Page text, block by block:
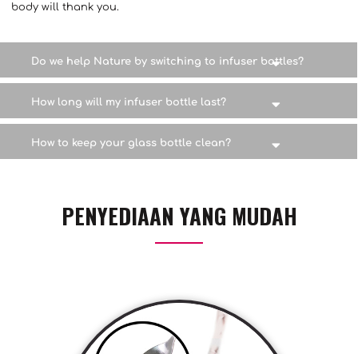
body will thank you.
Do we help Nature by switching to infuser bottles?
How long will my infuser bottle last?
How to keep your glass bottle clean?
PENYEDIAAN YANG MUDAH